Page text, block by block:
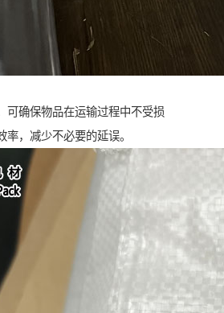
可确保物品在运输过程中不受损
率，减少不必要的延误。